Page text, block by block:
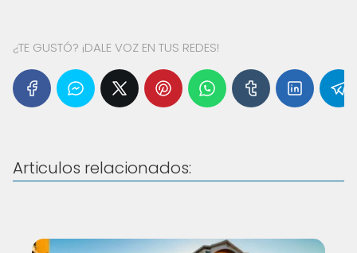
¿TE GUSTÓ? ¡DALE VOZ EN TUS REDES!
Articulos relacionados: